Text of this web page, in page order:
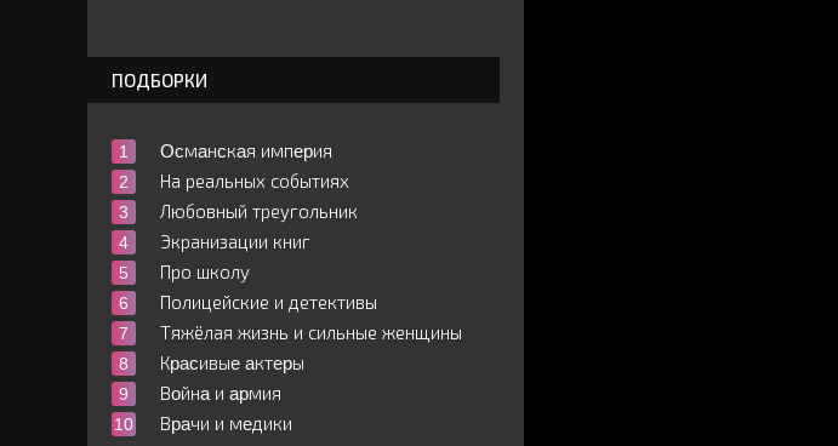
ПОДБОРКИ
Ocмaнcкaя импepия
На реальных событиях
Любовный треугольник
Экранизации книг
Про школу
Полицейские и детективы
Тяжёлая жизнь и сильные женщины
Кpacивыe aктepы
Вoйнa и apмия
Вpaчи и мeдики